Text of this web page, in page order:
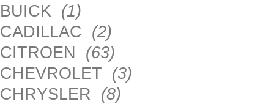
BUICK (1)
CADILLAC (2)
CITROEN (63)
CHEVROLET (3)
CHRYSLER (8)